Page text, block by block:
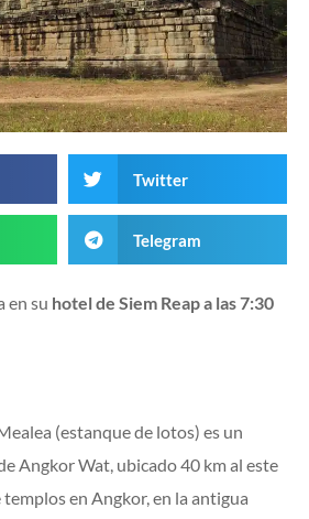
Twitter
Telegram
en su hotel de Siem Reap a las 7:30
(estanque de lotos) es un
Angkor Wat, ubicado 40 km al este
en Angkor, en la antigua